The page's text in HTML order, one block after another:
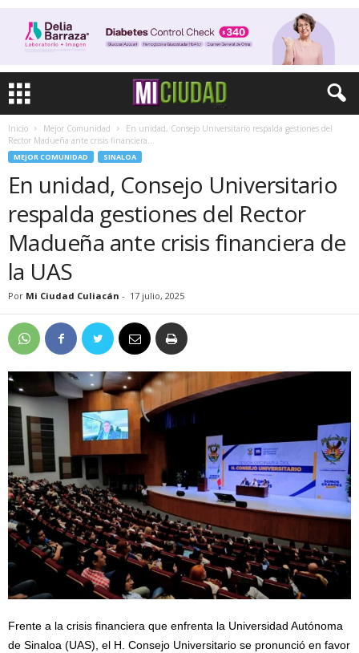
Inicio Mejor Comunidad
En unidad, Consejo Universitario respalda gestiones del
Rector Madueña ante crisis financiera...
MEJOR COMUNIDAD SINALOA
En unidad, Consejo Universitario
respalda gestiones del Rector
Madueña ante crisis financiera de
la UAS
Por Mi Ciudad Culiacán - 17 julio, 2025
Frente a la crisis financiera que enfrenta la Universidad Autónoma
de Sinaloa (UAS), el H. Consejo Universitario se pronunció en favor